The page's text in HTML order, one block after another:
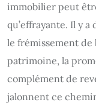
immobilier peut
qu’effrayante. Il y a
le frémissement
patrimoine, la
complément de
jalonnent ce